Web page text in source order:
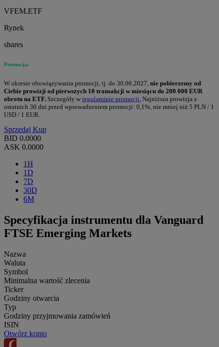
VFEM.ETF
Rynek
shares
Promocja:
W okresie obowiązywania promocji, tj. do 30.06.2027, nie pobierzemy od
Ciebie prowizji od pierwszych 10 transakcji w miesiącu do 200 000 EUR
obrotu na ETF. Szczegóły w regulaminie promocji. Najniższa prowizja z
ostatnich 30 dni przed wprowadzeniem promocji: 0,1%, nie mniej niż 5 PLN / 1
USD / 1 EUR.
Sprzedaj Kup
BID 0.0000
ASK 0.0000
1H
1D
7D
30D
6M
Specyfikacja instrumentu dla Vanguard
FTSE Emerging Markets
Nazwa
Waluta
Symbol
Minimalna wartość zlecenia
Ticker
Godziny otwarcia
Typ
Godziny przyjmowania zamówień
ISIN
Otwórz konto